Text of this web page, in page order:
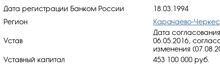
Дата регистрации Банком России
18.03.1994
Регион
Карачаево-
Устав
Дата
06.05.2016,
изменения
Уставный капитал
453 100 000 руб.